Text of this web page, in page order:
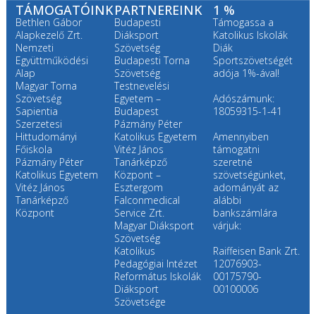
TÁMOGATÓINK
Bethlen Gábor
Alapkezelő Zrt.
Nemzeti
Együttműködési
Alap
Magyar Torna
Szövetség
Sapientia
Szerzetesi
Hittudományi
Főiskola
Pázmány Péter
Katolikus Egyetem
Vitéz János
Tanárképző
Központ
PARTNEREINK
Budapesti
Diáksport
Szövetség
Budapesti Torna
Szövetség
Testnevelési
Egyetem –
Budapest
Pázmány Péter
Katolikus Egyetem
Vitéz János
Tanárképző
Központ –
Esztergom
Falconmedical
Service Zrt.
Magyar Diáksport
Szövetség
Katolikus
Pedagógiai Intézet
Református Iskolák
Diáksport
Szövetsége
1 %
Támogassa a
Katolikus Iskolák
Diák
Sportszövetségét
adója 1%-ával!
Adószámunk:
18059315-1-41
Amennyiben
támogatni
szeretné
szövetségünket,
adományát az
alábbi
bankszámlára
várjuk:
Raiffeisen Bank Zrt.
12076903-
00175790-
00100006